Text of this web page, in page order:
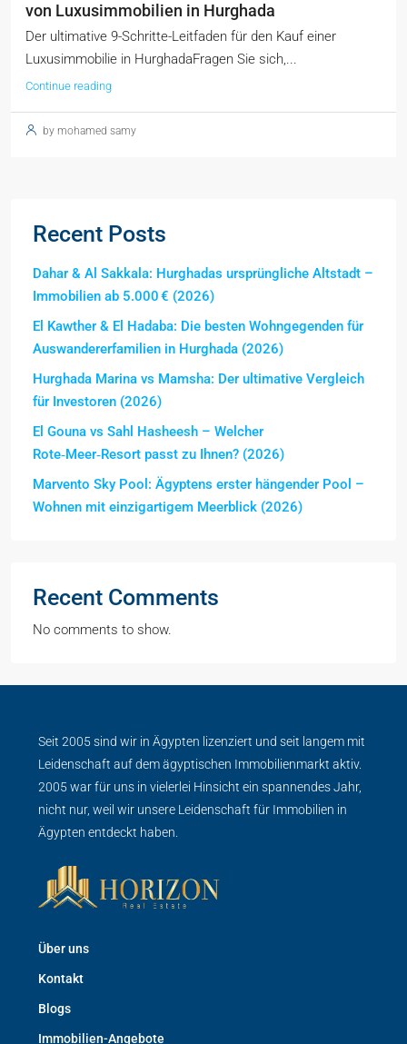
von Luxusimmobilien in Hurghada
Der ultimative 9-Schritte-Leitfaden für den Kauf einer
Luxusimmobilie in HurghadaFragen Sie sich,...
Continue reading
by mohamed samy
Recent Posts
Dahar & Al Sakkala: Hurghadas ursprüngliche Altstadt –
Immobilien ab 5.000 € (2026)
El Kawther & El Hadaba: Die besten Wohngegenden für
Auswandererfamilien in Hurghada (2026)
Hurghada Marina vs Mamsha: Der ultimative Vergleich
für Investoren (2026)
El Gouna vs Sahl Hasheesh – Welcher
Rote‑Meer‑Resort passt zu Ihnen? (2026)
Marvento Sky Pool: Ägyptens erster hängender Pool –
Wohnen mit einzigartigem Meerblick (2026)
Recent Comments
No comments to show.
Seit 2005 sind wir in Ägypten lizenziert und seit langem mit
Leidenschaft auf dem ägyptischen Immobilienmarkt aktiv.
2005 war für uns in vielerlei Hinsicht ein spannendes Jahr,
nicht nur, weil wir unsere Leidenschaft für Immobilien in
Ägypten entdeckt haben.
Über uns
Kontakt
Blogs
Immobilien-Angebote